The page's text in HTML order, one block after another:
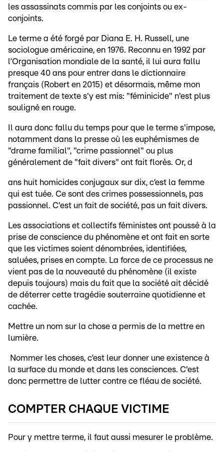
les assassinats commis par les conjoints ou ex-
conjoints.
Le terme a été forgé par Diana E. H. Russell, une
sociologue américaine, en 1976. Reconnu en 1992 par
l’Organisation mondiale de la santé, il lui aura fallu
presque 40 ans pour entrer dans le dictionnaire
français (Robert en 2015) et désormais, même mon
traitement de texte s'y est mis: "féminicide" n'est plus
souligné en rouge.
Il aura donc fallu du temps pour que le terme s'impose,
notamment dans la presse où les euphémismes de
"drame familial", "crime passionnel" ou plus
généralement de "fait divers" ont fait florès. Or, d
ans huit homicides conjugaux sur dix, c’est la femme
qui est tuée. Ce sont des crimes possessionnels, pas
passionnel. C'est un fait de société, pas un fait divers.
Les associations et collectifs féministes ont poussé à la
prise de conscience du phénomène et ont fait en sorte
que les victimes soient dénombrées, identifiées,
saluées, prises en compte. La force de ce processus ne
vient pas de la nouveauté du phénomène (il existe
depuis toujours) mais du fait que la société ait décidé
de déterrer cette tragédie souterraine quotidienne et
cachée.
Mettre un nom sur la chose a permis de la mettre en
lumière.
Nommer les choses, c’est leur donner une existence à
la surface du monde et dans les consciences. C'est
donc permettre de lutter contre ce fléau de société.
COMPTER CHAQUE VICTIME
Pour y mettre terme, il faut aussi mesurer le problème.